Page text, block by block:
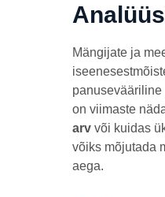
Mängijate ja
panusevääriline
on viimaste
arv või kuidas
võiks mõjutada
aega.